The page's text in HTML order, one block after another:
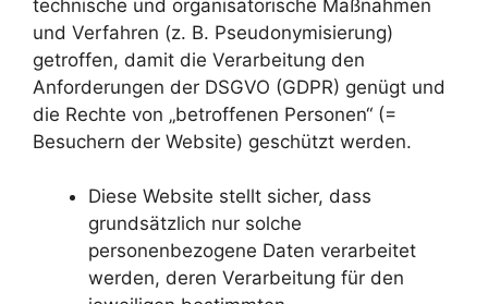
technische und organisatorische Maßnahmen
und Verfahren (z. B. Pseudonymisierung)
getroffen, damit die Verarbeitung den
Anforderungen der DSGVO (GDPR) genügt und
die Rechte von „betroffenen Personen“ (=
Besuchern der Website) geschützt werden.
Diese Website stellt sicher, dass
grundsätzlich nur solche
personenbezogene Daten verarbeitet
werden, deren Verarbeitung für den